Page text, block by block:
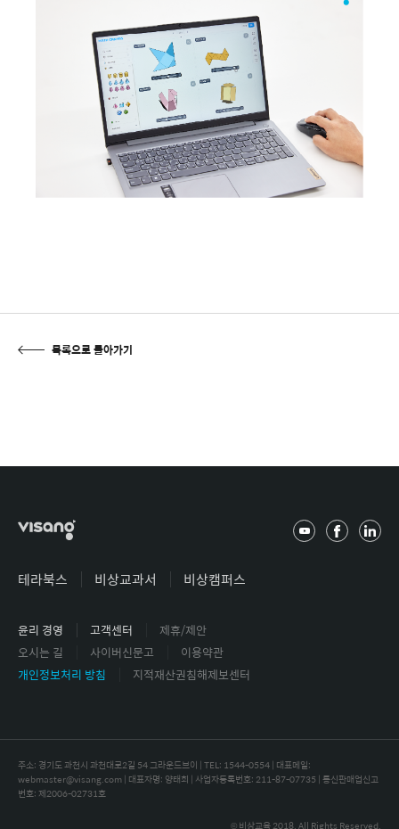
목록으로 돌아가기
테라북스 비상교과서 비상캠퍼스
윤리 경영 고객센터
제휴/제안
오시는 길
사이버신문고
이용약관
개인정보처리 방침
지적재산권침해제보센터
유
페
링
주소: 경기도 과천시 과천대로2길 54 그라운드브이 | TEL: 1544-0554 | 대표메일:
webmaster@visang.com | 대표자명: 양태회 | 사업자등록번호: 211-87-07735 | 통신판매업신고
번호: 제2006-02731호
© 비상교육 2018. All Rights Reserved.